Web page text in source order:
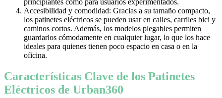
Accesibilidad y comodidad: Gracias a su tamaño compacto,
los patinetes eléctricos se pueden usar en calles, carriles bici y
caminos cortos. Además, los modelos plegables permiten
guardarlos cómodamente en cualquier lugar, lo que los hace
ideales para quienes tienen poco espacio en casa o en la
oficina.
Características Clave de los Patinetes
Eléctricos de Urban360